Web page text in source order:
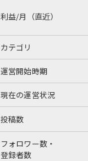
利益/月（直近）
カテゴリ
運営開始時期
現在の運営状況
投稿数
フォロワー数・
登録者数